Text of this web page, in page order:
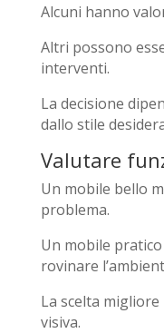
Alcuni hanno
Altri possono
interventi.
La decisione
dallo stile
Valutare
Un mobile bello
problema.
Un mobile
rovinare
La scelta
visiva.